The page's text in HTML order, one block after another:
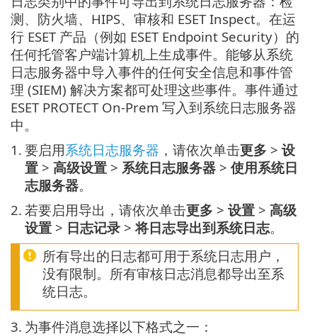
测、防火墙、HIPS、审核和 ESET Inspect。在运
行 ESET 产品（例如 ESET Endpoint Security）的
任何托管客户端计算机上生成事件。能够从系统
日志服务器中导入事件的任何安全信息和事件管
理 (SIEM) 解决方案都可处理这些事件。事件通过
ESET PROTECT On-Prem 写入到系统日志服务器
中。
1. 要启用系统日志服务器 ，请依次单击更多 > 设
置 > 高级设置 > 系统日志服务器 > 使用系统日
志服务器。
2. 若要启用导出，请依次单击更多 > 设置 > 高级
设置 > 日志记录 >将日志导出到系统日志。
所有导出的日志都可用于系统日志用户，
没有限制。所有审核日志消息都导出至系
统日志。
3. 为事件消息选择以下格式之一：